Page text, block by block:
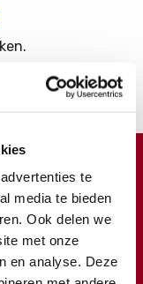
te
media te bieden
Ook delen we
met onze
en analyse. Deze
gift doen?